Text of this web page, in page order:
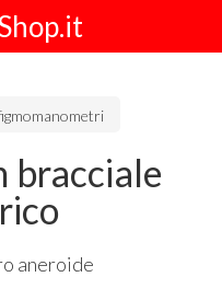
bracciale
aneroide